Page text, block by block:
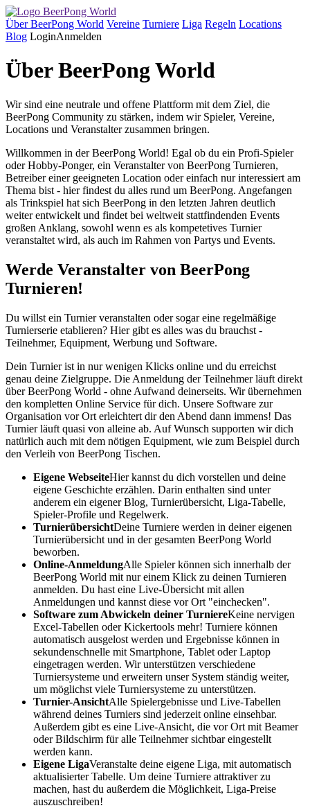
Über BeerPong World Vereine Turniere Liga Regeln Locations
Blog LoginAnmelden
Über BeerPong World
Wir sind eine neutrale und offene Plattform mit dem Ziel, die
BeerPong Community zu stärken, indem wir Spieler, Vereine,
Locations und Veranstalter zusammen bringen.
Willkommen in der BeerPong World! Egal ob du ein Profi-Spieler
oder Hobby-Ponger, ein Veranstalter von BeerPong Turnieren,
Betreiber einer geeigneten Location oder einfach nur interessiert am
Thema bist - hier findest du alles rund um BeerPong. Angefangen
als Trinkspiel hat sich BeerPong in den letzten Jahren deutlich
weiter entwickelt und findet bei weltweit stattfindenden Events
großen Anklang, sowohl wenn es als kompetetives Turnier
veranstaltet wird, als auch im Rahmen von Partys und Events.
Werde Veranstalter von BeerPong
Turnieren!
Du willst ein Turnier veranstalten oder sogar eine regelmäßige
Turnierserie etablieren? Hier gibt es alles was du brauchst -
Teilnehmer, Equipment, Werbung und Software.
Dein Turnier ist in nur wenigen Klicks online und du erreichst
genau deine Zielgruppe. Die Anmeldung der Teilnehmer läuft direkt
über BeerPong World - ohne Aufwand deinerseits. Wir übernehmen
den kompletten Online Service für dich. Unsere Software zur
Organisation vor Ort erleichtert dir den Abend dann immens! Das
Turnier läuft quasi von alleine ab. Auf Wunsch supporten wir dich
natürlich auch mit dem nötigen Equipment, wie zum Beispiel durch
den Verleih von BeerPong Tischen.
Eigene WebseiteHier kannst du dich vorstellen und deine
eigene Geschichte erzählen. Darin enthalten sind unter
anderem ein eigener Blog, Turnierübersicht, Liga-Tabelle,
Spieler-Profile und Regelwerk.
TurnierübersichtDeine Turniere werden in deiner eigenen
Turnierübersicht und in der gesamten BeerPong World
beworben.
Online-AnmeldungAlle Spieler können sich innerhalb der
BeerPong World mit nur einem Klick zu deinen Turnieren
anmelden. Du hast eine Live-Übersicht mit allen
Anmeldungen und kannst diese vor Ort "einchecken".
Software zum Abwickeln deiner TurniereKeine nervigen
Excel-Tabellen oder Kickertools mehr! Turniere können
automatisch ausgelost werden und Ergebnisse können in
sekundenschnelle mit Smartphone, Tablet oder Laptop
eingetragen werden. Wir unterstützen verschiedene
Turniersysteme und erweitern unser System ständig weiter,
um möglichst viele Turniersysteme zu unterstützen.
Turnier-AnsichtAlle Spielergebnisse und Live-Tabellen
während deines Turniers sind jederzeit online einsehbar.
Außerdem gibt es eine Live-Ansicht, die vor Ort mit Beamer
oder Bildschirm für alle Teilnehmer sichtbar eingestellt
werden kann.
Eigene LigaVeranstalte deine eigene Liga, mit automatisch
aktualisierter Tabelle. Um deine Turniere attraktiver zu
machen, hast du außerdem die Möglichkeit, Liga-Preise
auszuschreiben!